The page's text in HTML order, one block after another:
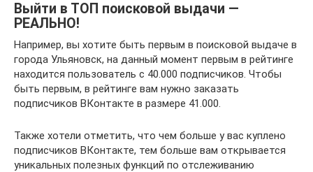
Выйти в ТОП поисковой выдачи —
РЕАЛЬНО!
Например, вы хотите быть первым в поисковой выдаче в
города Ульяновск, на данный момент первым в рейтинге
находится пользователь с 40.000 подписчиков. Чтобы
быть первым, в рейтинге вам нужно заказать
подписчиков ВКонтакте в размере 41.000.
Также хотели отметить, что чем больше у вас куплено
подписчиков ВКонтакте, тем больше вам открывается
уникальных полезных функций по отслеживанию